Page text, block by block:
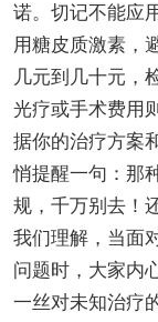
诺。切记不能应
用糖皮质激素，
几元到几十元，
光疗或手术费用
据你的治疗方案
悄提醒一句：那
规，千万别去！
我们理解，当面
问题时，大家内
一丝对未知治疗